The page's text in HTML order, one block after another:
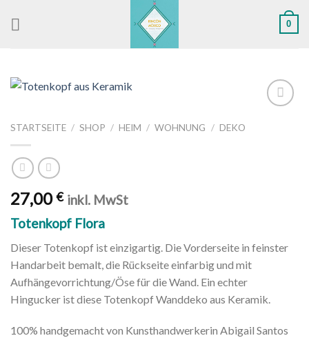
0
Wunschliste
STARTSEITE / SHOP / HEIM / WOHNUNG / DEKO
27,00€ inkl. MwSt
Totenkopf Flora
Dieser Totenkopf ist einzigartig. Die Vorderseite in feinster
Handarbeit bemalt, die Rückseite einfarbig und mit
Aufhängevorrichtung/Öse für die Wand. Ein echter
Hingucker ist diese Totenkopf Wanddeko aus Keramik.
100% handgemacht von Kunsthandwerkerin Abigail Santos